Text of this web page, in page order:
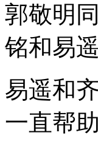
郭敬明
铭和易
易遥和
一直帮